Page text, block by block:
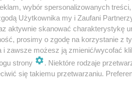
stanęli w jego drzwiach.
karado 5 lat więzienia.
wybór spersonalizowanych
Użytkownika my i Zaufani
aktywnie skanować charakterystykę
prosimy o zgodę na korzystanie z
i zawsze możesz ją zmienić/wycofać
strony
. Niektóre rodzaje
się takiemu przetwarzaniu.